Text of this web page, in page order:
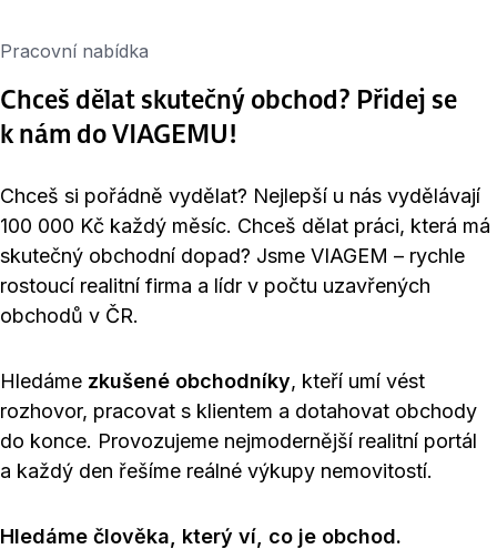
Pracovní nabídka
Chceš dělat skutečný obchod? Přidej se
k nám do VIAGEMU!
Chceš si pořádně vydělat? Nejlepší u nás vydělávají
100 000 Kč každý měsíc. Chceš dělat práci, která má
skutečný obchodní dopad? Jsme VIAGEM – rychle
rostoucí realitní firma a lídr v počtu uzavřených
obchodů v ČR.
Hledáme zkušené obchodníky, kteří umí vést
rozhovor, pracovat s klientem a dotahovat obchody
do konce. Provozujeme nejmodernější realitní portál
a každý den řešíme reálné výkupy nemovitostí.
Hledáme člověka, který ví, co je obchod.